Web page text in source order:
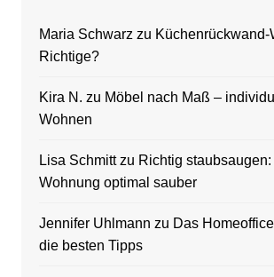
Maria Schwarz zu
Richtige?
Kira N. zu Möbel nach Maß –
Wohnen
Lisa Schmittzu Richtig
Wohnung optimal sauber
Jennifer Uhlmann zu Das
die besten Tipps